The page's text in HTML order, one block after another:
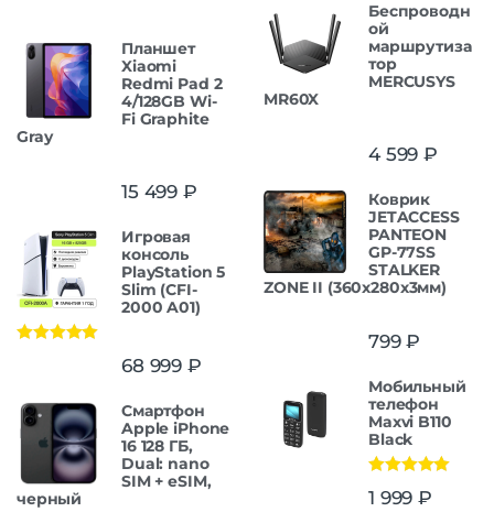
Планшет
Xiaomi
Redmi Pad 2
4/128GB Wi-
Fi Graphite
Gray
15 499 ₽
Игровая
консоль
PlayStation 5
Slim (CFI-
2000 A01)
68 999 ₽
Смартфон
Apple iPhone
16 128 ГБ,
Dual: nano
SIM + eSIM,
черный
Беспроводн
ой
маршрутиза
тор
MERCUSYS
MR60X
4 599 ₽
Коврик
JETACCESS
PANTEON
GP-77SS
STALKER
ZONE II (360x280x3мм)
799₽
Мобильный
телефон
Maxvi B110
Black
из 5
1 999 ₽